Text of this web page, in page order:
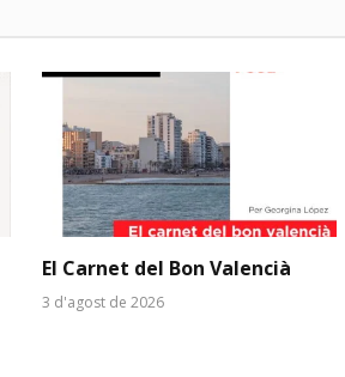
El Carnet del Bon Valencià
3 d'agost de 2026